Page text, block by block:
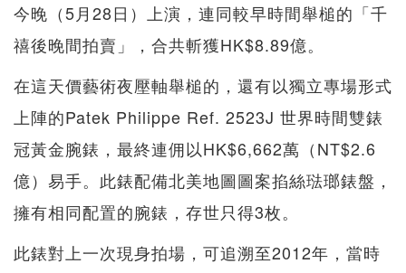
今晚（5月28日）上演，連同較早時間舉槌的「千
禧後晚間拍賣」，合共斬獲HK$8.89億。
在這天價藝術夜壓軸舉槌的，還有以獨立專場形式
上陣的Patek Philippe Ref. 2523J 世界時間雙錶
冠黃金腕錶，最終連佣以HK$6,662萬（NT$2.6
億）易手。此錶配備北美地圖圖案掐絲琺瑯錶盤，
擁有相同配置的腕錶，存世只得3枚。
此錶對上一次現身拍場，可追溯至2012年，當時